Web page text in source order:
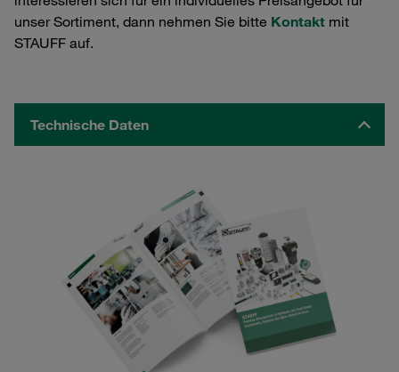
unser Sortiment, dann nehmen Sie bitte Kontakt mit
STAUFF auf.
Technische Daten